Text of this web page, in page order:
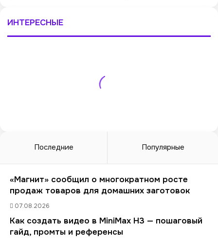
ИНТЕРЕСНЫЕ
Последние Популярные
«Магнит» сообщил о многократном росте
продаж товаров для домашних заготовок
07.08.2026
Как создать видео в MiniMax H3 — пошаговый
гайд, промты и референсы